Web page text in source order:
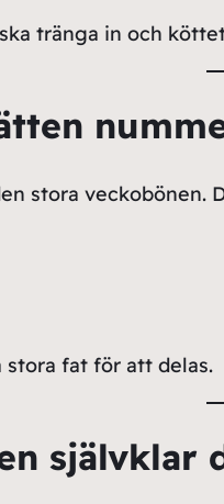
tränga in och
stora veckobönen.
stora fat för att delas.
självklar